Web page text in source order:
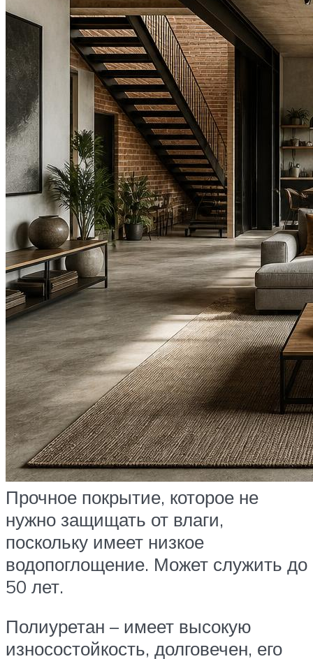
Прочное покрытие, которое не
нужно защищать от влаги,
поскольку имеет низкое
водопоглощение. Может служить до
50 лет.
Полиуретан – имеет высокую
износостойкость, долговечен, его